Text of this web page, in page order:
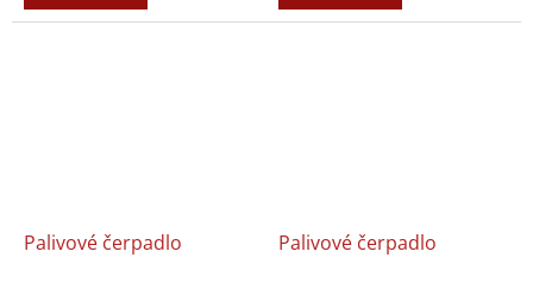
Palivové čerpadlo Palivové čerpadlo